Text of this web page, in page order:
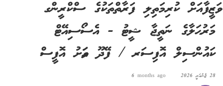
ވަޒީފާއަށް ކުރިމަތިލި ފަރާތްތަކުގެ ސްކްރީންގ
މަރުޙަލާގެ ނަތީޖާ ޝީޓު - އެސޯސިއޭޓް
ކައުންސިލް އޮފިސަރ / ފޭދޫ އަވަށު އޮފީސް
28 ޖެނުއަރީ 2026 6 months ago